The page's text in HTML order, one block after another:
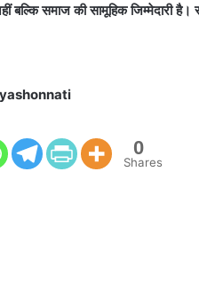
बल्कि समाज की सामूहिक जिम्मेदारी
0
Shares